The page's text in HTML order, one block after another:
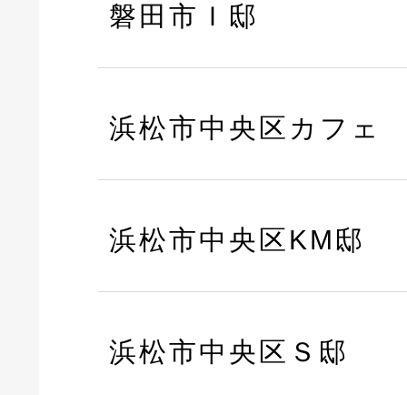
磐田市Ｉ邸
浜松市中央区カフェ
浜松市中央区KM邸
浜松市中央区Ｓ邸